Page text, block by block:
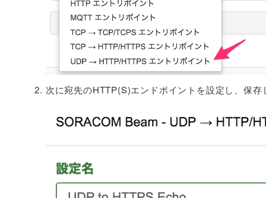
次に宛先のHTTP(S)エンドポイントを設定し、保存